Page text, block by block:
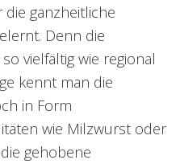
ganzheitliche
Denn die
vielfältig wie regional
kennt man die
in Form
wie Milzwurst oder
gehobene